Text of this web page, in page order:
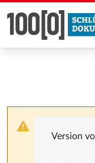
Version